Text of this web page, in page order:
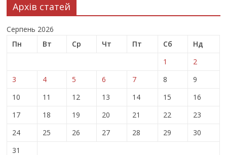
Архів статей
Серпень 2026
Пн
Вт Ср Чт Пт Сб
Нд
1
2
3
4 5 6 7 8
9
10
11 12 13 14 15
16
17
18 19 20 21 22
23
24
25 26 27 28 29
30
31